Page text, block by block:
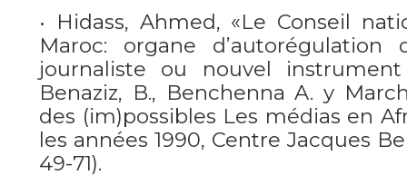
• Hidass, Ahmed, «Le Conseil
Maroc: organe
journaliste ou nouvel
Benaziz, B., Benchenna A. y
des (im)possibles Les médias en
les années 1990, Centre Jacques
49-71).